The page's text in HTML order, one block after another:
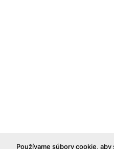
Používame súbory cookie, aby